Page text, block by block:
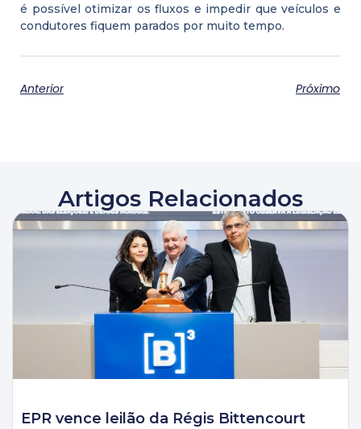
é possível otimizar os fluxos e impedir que veículos e
condutores fiquem parados por muito tempo.
Anterior Próximo
Artigos Relacionados
EPR vence leilão da Régis Bittencourt